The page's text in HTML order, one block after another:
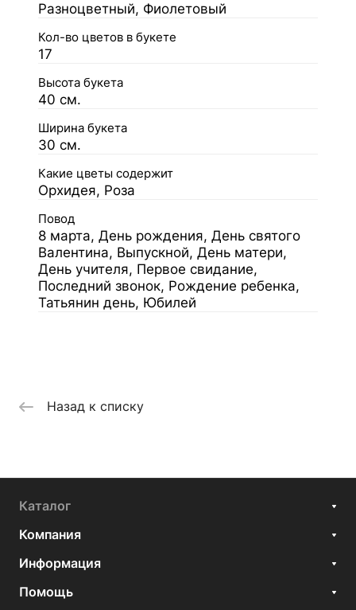
Разноцветный, Фиолетовый
Кол-во цветов в букете
17
Высота букета
40 см.
Ширина букета
30 см.
Какие цветы содержит
Орхидея, Роза
Повод
8 марта, День рождения, День святого
Валентина, Выпускной, День матери,
День учителя, Первое свидание,
Последний звонок, Рождение ребенка,
Татьянин день, Юбилей
Назад к списку
Каталог
Компания
Информация
Помощь